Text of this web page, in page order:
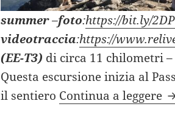
summer–foto:https://bit.ly/
videotraccia:https://
(EE-T3) di circa 11 chilometri
Questa escursione inizia al
il sentiero Continua a leggere